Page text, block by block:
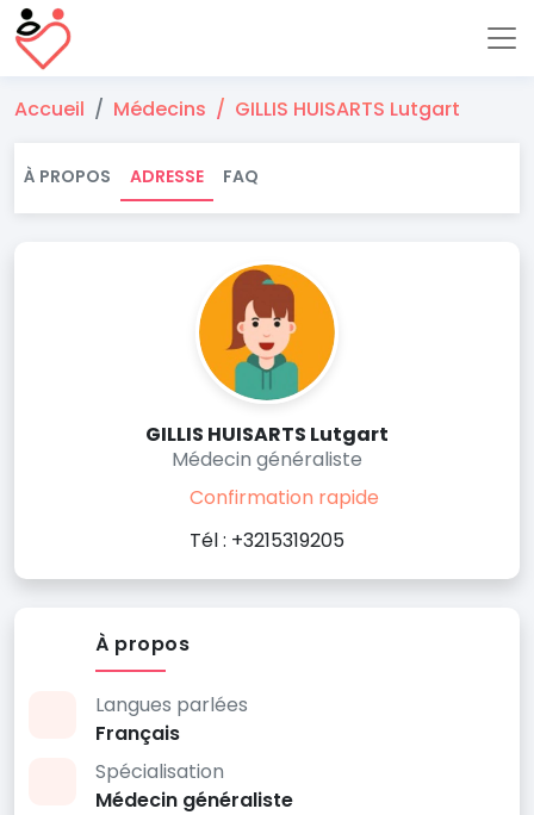
Accueil Médecins GILLIS HUISARTS Lutgart
À PROPOS ADRESSE FAQ
GILLIS HUISARTS Lutgart
Médecin généraliste
Confirmation rapide
Tél : +3215319205
À propos
Langues parlées
Français
Spécialisation
Médecin généraliste